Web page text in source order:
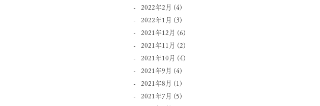
2022年2月 (4)
2022年1月 (3)
2021年12月 (6)
2021年11月 (2)
2021年10月 (4)
2021年9月 (4)
2021年8月 (1)
2021年7月 (5)